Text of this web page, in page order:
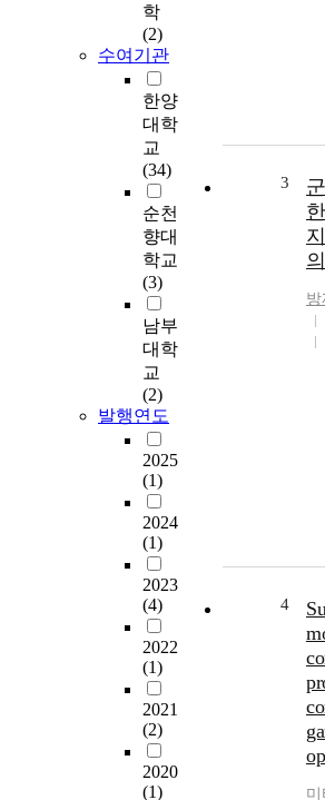
학
(2)
수여기관
한양
대학
교
(34)
순천
향대
학교
(3)
남부
대학
교
(2)
발행연도
2025
(1)
2024
(1)
2023
(4)
2022
(1)
2021
(2)
2020
(1)
3
방
4
미